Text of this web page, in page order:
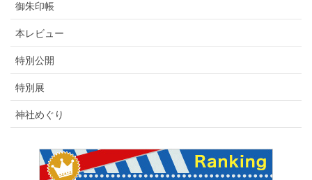
御朱印帳
本レビュー
特別公開
特別展
神社めぐり